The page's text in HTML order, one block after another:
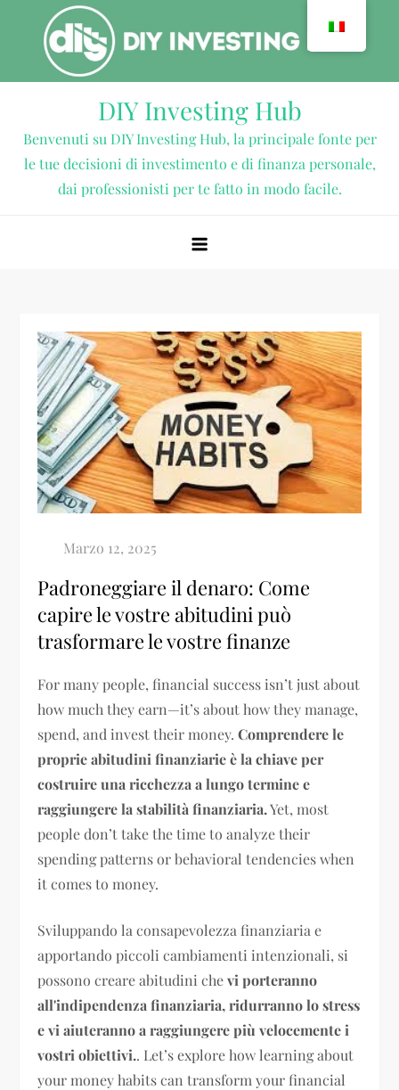
contenuto
DIY Investing Hub
Benvenuti su DIY Investing Hub, la principale fonte per
le tue decisioni di investimento e di finanza personale,
dai professionisti per te fatto in modo facile.
Padroneggiare il denaro: Come
capire le vostre abitudini può
trasformare le vostre finanze
For many people, financial success isn’t just about
how much they earn—it’s about how they manage,
spend, and invest their money.Comprendere le
proprie abitudini finanziarie è la chiave per
costruire una ricchezza a lungo termine e
raggiungere la stabilità finanziaria.Yet, most
people don’t take the time to analyze their
spending patterns or behavioral tendencies when
it comes to money.
Sviluppando la consapevolezza finanziaria e
apportando piccoli cambiamenti intenzionali, si
possono creare abitudini chevi porteranno
all'indipendenza finanziaria, ridurranno lo stress
e vi aiuteranno a raggiungere più velocemente i
vostri obiettivi.. Let’s explore how learning about
your money habits can transform your financial